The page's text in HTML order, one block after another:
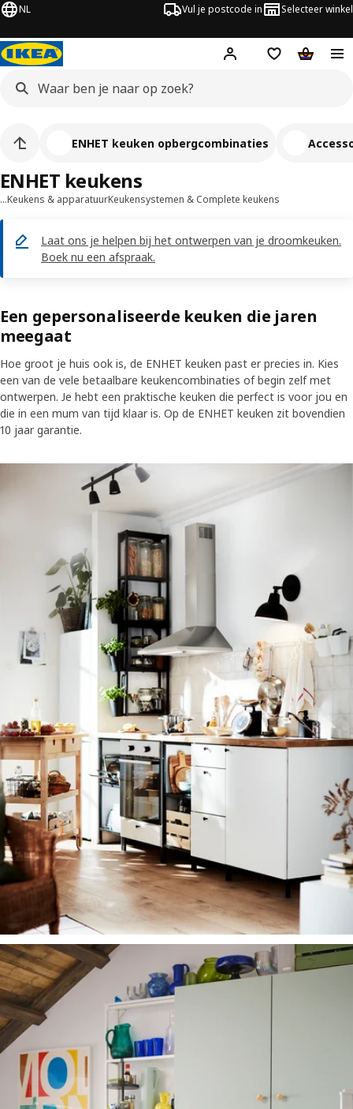
NL Vul je postcode in Selecteer winkel
Hej! Log in
…Keukens & apparatuurKeukensystemen & Complete keukens
Laat ons je helpen bij het ontwerpen van je droomkeuken.
Boek nu een afspraak.
ENHET keukens
ENHET keuken opbergcombinaties
Een gepersonaliseerde keuken die jaren
meegaat
Hoe groot je huis ook is, de ENHET keuken past er precies in. Kies
een van de vele betaalbare keukencombinaties of begin zelf met
ontwerpen. Je hebt een praktische keuken die perfect is voor jou en
die in een mum van tijd klaar is. Op de ENHET keuken zit bovendien
10 jaar garantie.